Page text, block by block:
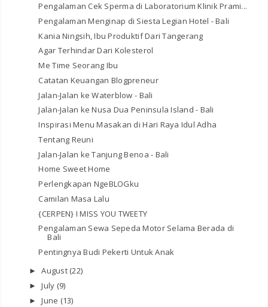
Pengalaman Cek Sperma di Laboratorium Klinik Prami...
Pengalaman Menginap di Siesta Legian Hotel - Bali
Kania Ningsih, Ibu Produktif Dari Tangerang
Agar Terhindar Dari Kolesterol
Me Time Seorang Ibu
Catatan Keuangan Blogpreneur
Jalan-Jalan ke Waterblow - Bali
Jalan-Jalan ke Nusa Dua Peninsula Island - Bali
Inspirasi Menu Masakan di Hari Raya Idul Adha
Tentang Reuni
Jalan-Jalan ke Tanjung Benoa - Bali
Home Sweet Home
Perlengkapan NgeBLOGku
Camilan Masa Lalu
{CERPEN} I MISS YOU TWEETY
Pengalaman Sewa Sepeda Motor Selama Berada di
Bali
Pentingnya Budi Pekerti Untuk Anak
►August (22)
►July (9)
►June (13)